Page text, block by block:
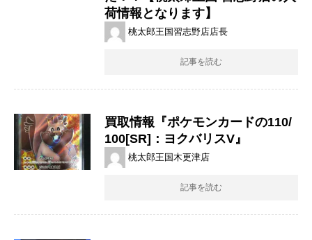
荷情報となります】
桃太郎王国習志野店店長
記事を読む
買取情報『ポケモンカードの110/
100[SR]：ヨクバリスV』
桃太郎王国木更津店
記事を読む